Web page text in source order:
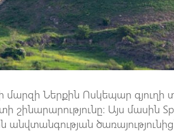
Ներքին Ոսկեպար գյուղի
Այս մասին